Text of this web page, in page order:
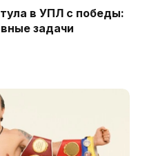
в УПЛ с победы:
задачи